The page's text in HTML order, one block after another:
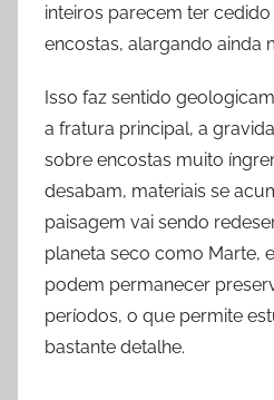
inteiros parecem ter
encostas, alargando ainda
Isso faz sentido
a fratura principal, a
sobre encostas muito
desabam, materiais se
paisagem vai sendo
planeta seco como Marte,
podem permanecer
períodos, o que permite
bastante detalhe.